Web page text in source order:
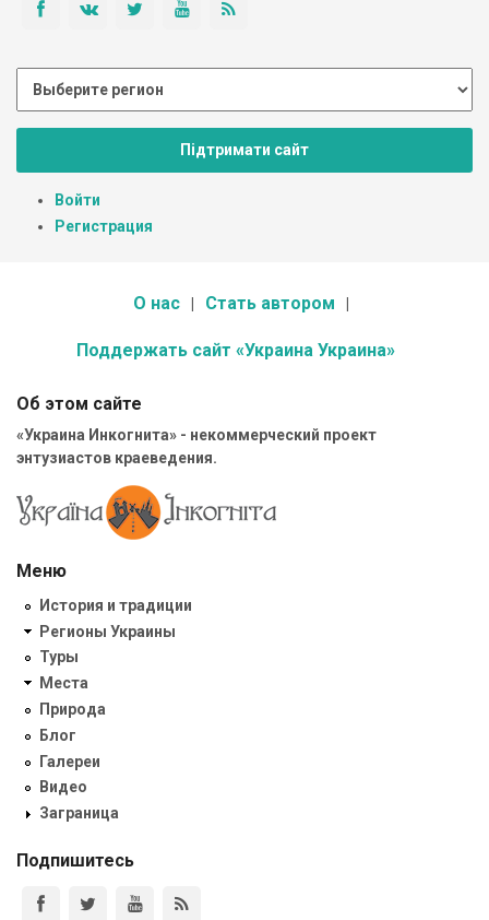
Підтримати сайт
Войти
Регистрация
О нас Стать автором
Поддержать сайт «Украина Украина»
Об этом сайте
«Украина Инкогнита» - некоммерческий проект
энтузиастов краеведения.
Меню
История и традиции
Регионы Украины
Туры
Места
Природа
Блог
Галереи
Видео
Заграница
Подпишитесь